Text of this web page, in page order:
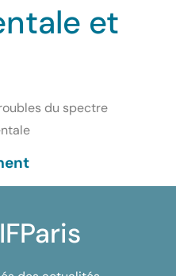
et
du spectre